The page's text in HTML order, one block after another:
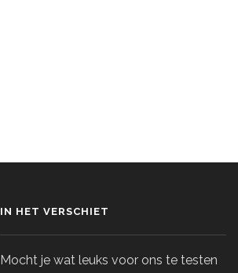
IN HET VERSCHIET
Mocht je wat leuks voor ons te testen